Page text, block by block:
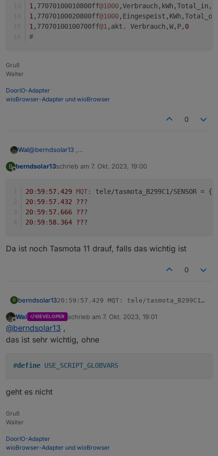
1,77070100010800ff@1000,Verbrauch,kWh,Total_in,
1,77070100020800ff@1000
1,77070100100700ff@1,akt. Verbrauch,W,P, 0
#
Gruß
Walter
DoorIO-Adapter
wioBrowser-Adapter und wioBrowser
0
Wal@berndsolar13 ,
>D
=>sensor53 r
;Set teleperiod to 20sec
tper=10
>T
>M 1
1,77070100100700ff@1,akt. Verbrauch,W,P,0
B berndsolar13schrieb am 7. Okt. 2023, 19:00
zuletzt editiert von
20: 59: 57.429 MQT: tele/tasmota_B299C1/SENSOR = {
20: 59: 57.432 ???
20: 59: 57.666 ???
20: 59: 58.364 ???
Da ist noch Tasmota 11 drauf, falls das wichtig ist
0
B berndsolar1320:59:57.429 MQT: tele/tasmota_B299C1/
20:59:57.666 ???
Da ist noch Tasmota 11 drauf, falls das wichtig ist
Offline
Wal DEVELOPER schrieb am 7. Okt. 2023, 19:01
zuletzt editiert von
@berndsolar13 ,
das ist sehr wichtig, ohne
#define USE_SCRIPT_GLOBVARS
geht es nicht
Gruß
Walter
DoorIO-Adapter
wioBrowser-Adapter und wioBrowser